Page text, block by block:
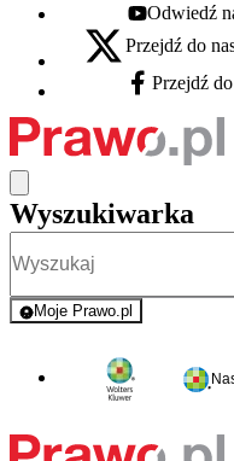
Youtube -
Odwiedź
X - otwiera się w nowej
Przejdź do
Facebook -
Przejdź
Wyszukiwarka
Moje Prawo.pl
- rejestracja i